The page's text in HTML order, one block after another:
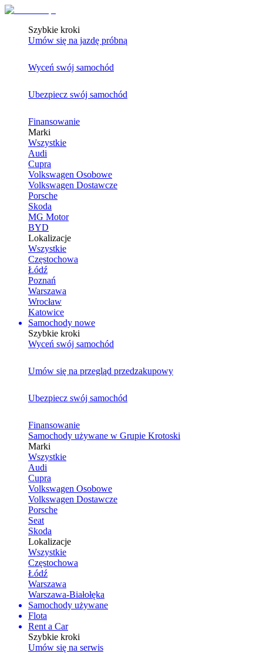
Szybkie kroki
Umów się na jazdę próbną
Wyceń swój samochód
Ubezpiecz swój samochód
Finansowanie
Marki
Wszystkie
Audi
Cupra
Volkswagen Osobowe
Volkswagen Dostawcze
Porsche
Skoda
MG Motor
BYD
Lokalizacje
Wszystkie
Częstochowa
Łódź
Poznań
Warszawa
Wrocław
Katowice
Samochody nowe
Szybkie kroki
Wyceń swój samochód
Umów się na przegląd przedzakupowy
Ubezpiecz swój samochód
Finansowanie
Samochody używane w Grupie Krotoski
Marki
Wszystkie
Audi
Cupra
Volkswagen Osobowe
Volkswagen Dostawcze
Porsche
Seat
Skoda
Lokalizacje
Wszystkie
Częstochowa
Łódź
Warszawa
Warszawa-Białołęka
Samochody używane
Flota
Rent a Car
Szybkie kroki
Umów się na serwis